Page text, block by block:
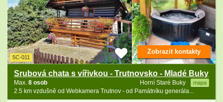
5C-011
Srubová chata s vířivkou - Trutnovsko - Mladé Buky
Horní Staré Buky mapa
Max. 8 osob
2.5 km vzdušně od Webkamera Trutnov - od Památníku generála...
Zobrazit kontakty